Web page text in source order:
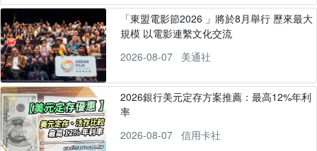
「東盟電影節2026 」將於8月舉行 歷來最大
規模 以電影連繫文化交流
2026-08-07
美通社
2026銀行美元定存方案推薦：最高12%年利
率
2026-08-07
信用卡社